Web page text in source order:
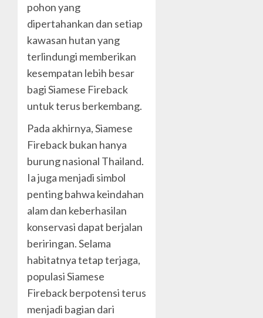
pohon yang
dipertahankan dan setiap
kawasan hutan yang
terlindungi memberikan
kesempatan lebih besar
bagi Siamese Fireback
untuk terus berkembang.
Pada akhirnya, Siamese
Fireback bukan hanya
burung nasional Thailand.
Ia juga menjadi simbol
penting bahwa keindahan
alam dan keberhasilan
konservasi dapat berjalan
beriringan. Selama
habitatnya tetap terjaga,
populasi Siamese
Fireback berpotensi terus
menjadi bagian dari